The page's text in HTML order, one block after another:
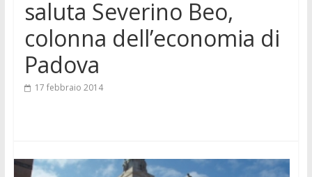
saluta Severino Beo,
colonna dell’economia di
Padova
17 febbraio 2014